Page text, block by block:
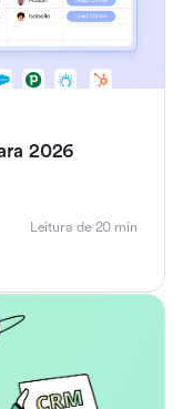
2026
Leitura de 20 min